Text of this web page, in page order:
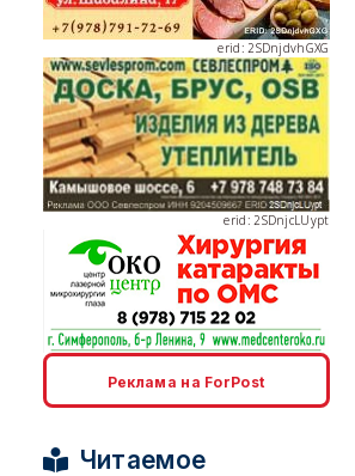
erid: 2SDnjdvhGXG
erid: 2SDnjcLUypt
erid: 2SDnjcrDNw6
Реклама на ForPost
Читаемое